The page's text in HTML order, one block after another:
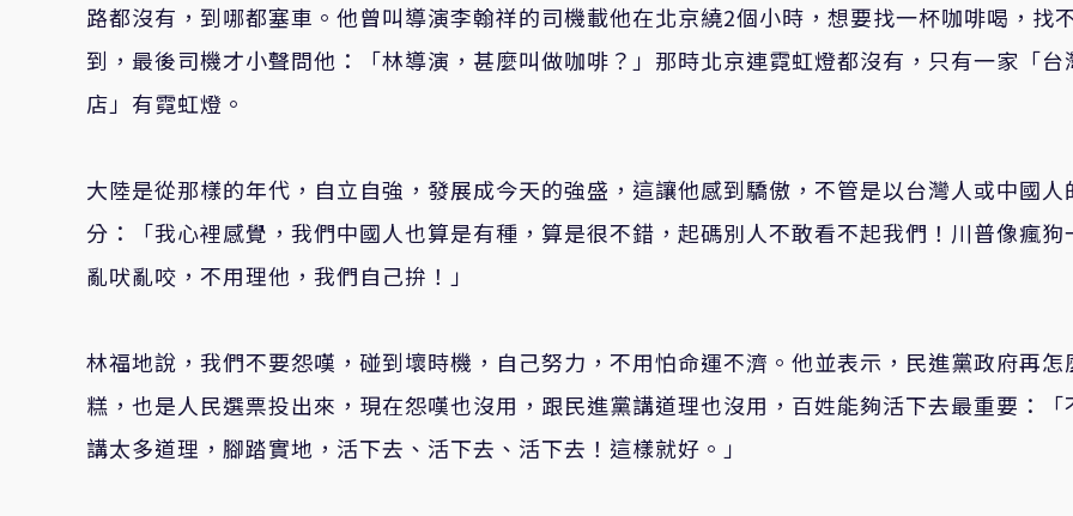
路都沒有，到哪都塞車。他曾叫導演李翰祥的司機載他在北京繞2個小時，想要找一杯咖啡喝，找
到，最後司機才小聲問他：「林導演，甚麼叫做咖啡？」那時北京連霓虹燈都沒有，只有一家「台
店」有霓虹燈。
大陸是從那樣的年代，自立自強，發展成今天的強盛，這讓他感到驕傲，不管是以台灣人或中國人
分：「我心裡感覺，我們中國人也算是有種，算是很不錯，起碼別人不敢看不起我們！川普像瘋狗
亂吠亂咬，不用理他，我們自己拚！」
林福地說，我們不要怨嘆，碰到壞時機，自己努力，不用怕命運不濟。他並表示，民進黨政府再怎
糕，也是人民選票投出來，現在怨嘆也沒用，跟民進黨講道理也沒用，百姓能夠活下去最重要：「
講太多道理，腳踏實地，活下去、活下去、活下去！這樣就好。」